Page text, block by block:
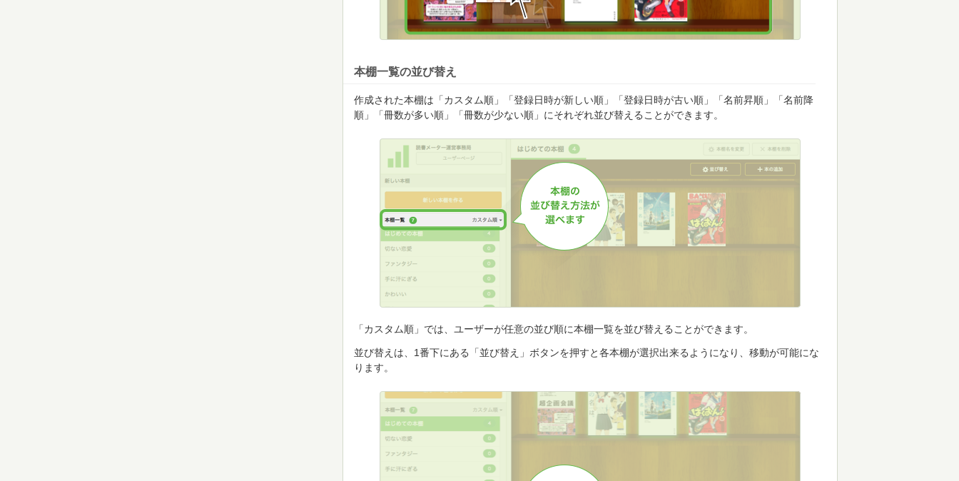
本棚一覧の並び替え
作成された本棚は「カスタム順」「登録日時が新しい順」「登録日時が古い順」「名前昇順」「名前降
順」「冊数が多い順」「冊数が少ない順」にそれぞれ並び替えることができます。
「カスタム順」では、ユーザーが任意の並び順に本棚一覧を並び替えることができます。
並び替えは、1番下にある「並び替え」ボタンを押すと各本棚が選択出来るようになり、移動が可能にな
ります。